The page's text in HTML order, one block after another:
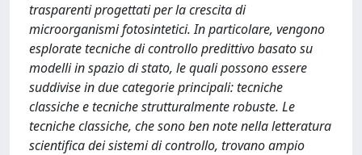
trasparenti progettati per la crescita di
microorganismi fotosintetici. In particolare, vengono
esplorate tecniche di controllo predittivo basato su
modelli in spazio di stato, le quali possono essere
suddivise in due categorie principali: tecniche
classiche e tecniche strutturalmente robuste. Le
tecniche classiche, che sono ben note nella letteratura
scientifica dei sistemi di controllo, trovano ampio